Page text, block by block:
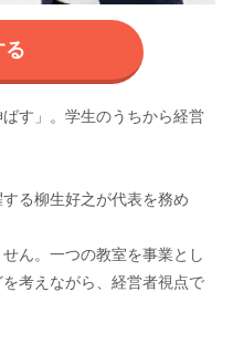
る
す」。学生のうちから経営
る柳生好之が代表を務め
ん。一つの教室を事業とし
考えながら、経営者視点で